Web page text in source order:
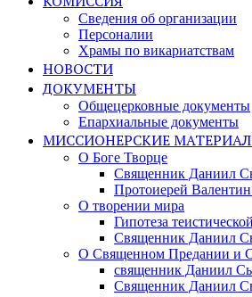
Сведения об организации
Персоналии
Храмы по викариатствам
НОВОСТИ
ДОКУМЕНТЫ
Общецерковные документы
Епархиальные документы
МИССИОНЕРСКИЕ
О Боге Творце
Священник Даниил
Протоиерей
О творении мира
Гипотеза
Священник Даниил
О Священном Предании и
священник Даниил
Священник Даниил